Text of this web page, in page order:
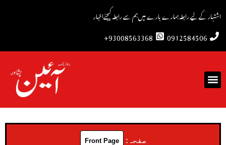
اشتہار کے لیے رابطہہمارے بارے میںہم سے رابطہ کیجئےاخبار
0912584506
93008563368+
صفحہ: